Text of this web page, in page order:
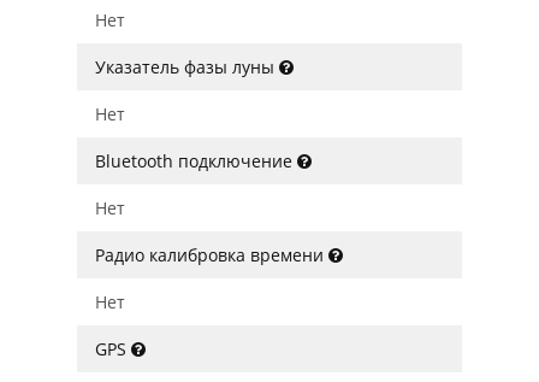
Нет
Указатель фазы луны
Нет
Bluetooth подключение
Нет
Радио калибровка времени
Нет
GPS